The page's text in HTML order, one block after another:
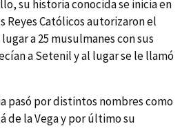
su historia conocida se inicia en
Reyes Católicos autorizaron el
a 25 musulmanes con sus
a Setenil y al lugar se le llamó
pasó por distintos nombres como
de la Vega y por último su